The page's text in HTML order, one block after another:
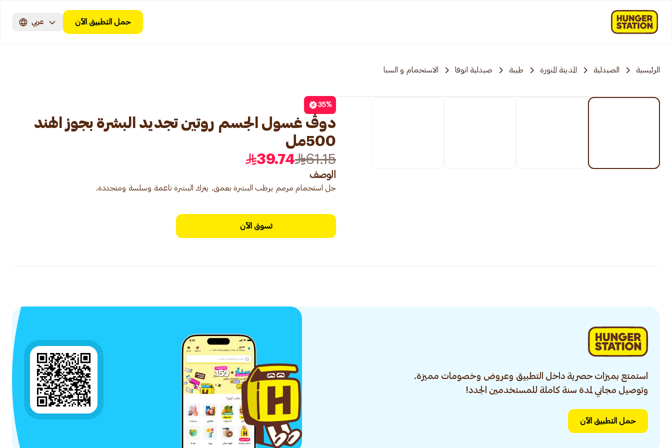
حمل التطبيق الآن عربي
الرئيسية الصيدلية المدينة المنورة طيبة صيدلية انوفا الاستحمام و السبا
35%
دوڤ غسول الجسم روتين تجديد البشرة بجوز الهند
500مل
61.15
39.74
الوصف
جل استحمام مرمم يرطب البشرة بعمق. يترك البشرة ناعمة وسلسة ومتجددة.
تسوق الآن
استمتع بميزات حصرية داخل التطبيق وعروض وخصومات مميزة.
وتوصيل مجاني لمدة سنة كاملة للمستخدمين الجدد!
حمل التطبيق الآن